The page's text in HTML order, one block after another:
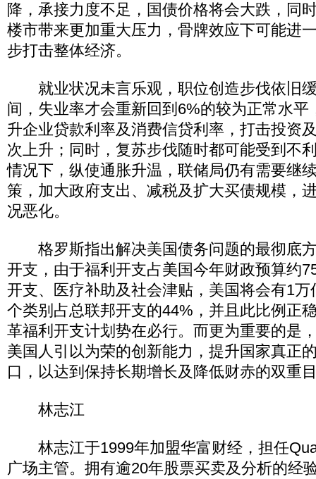
降，承接力度不足，国债价格将会大跌，同
楼市带来更加重大压力，骨牌效应下可能进
步打击整体经济。
就业状况未言乐观，职位创造步伐依旧
间，失业率才会重新回到6%的较为正常水平
升企业贷款利率及消费信贷利率，打击投资
次上升；同时，复苏步伐随时都可能受到不
情况下，纵使通胀升温，联储局仍有需要继
策，加大政府支出、减税及扩大买债规模，
况恶化。
格罗斯指出解决美国债务问题的最彻底
开支，由于福利开支占美国今年财政预算约
开支、医疗补助及社会津贴，美国将会有1
个类别占总联邦开支的44%，并且此比例正
革福利开支计划势在必行。而更为重要的是
美国人引以为荣的创新能力，提升国家真正
口，以达到保持长期增长及降低财赤的双重
林志江
林志江于1999年加盟华富财经，担任
广场主管。拥有逾20年股票买卖及分析的经